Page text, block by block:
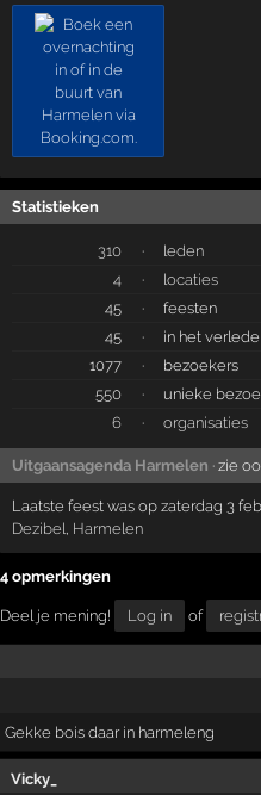
Statistieken
310 ·
leden
4
·
locaties
45
·
feesten
45
·
in het
1077
·
bezoekers
550
·
unieke
6
· organisaties
Uitgaansagenda Harmelen · zie
Laatste feest was op zaterdag 3
Dezibel, Harmelen
4 opmerkingen
Deel je mening! Log in of
Gekke bois daar in harmeleng
Vicky_